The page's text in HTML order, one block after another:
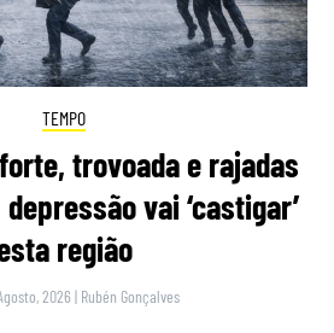
TEMPO
trovoada e rajadas
vai ‘castigar’
região
2026 | Rubén Gonçalves